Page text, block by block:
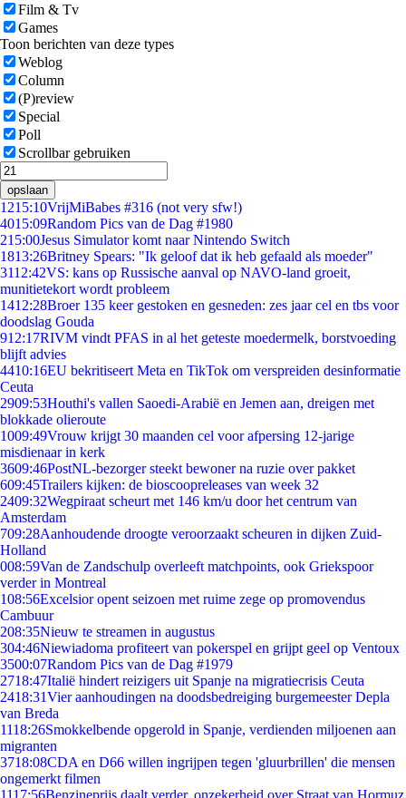
Film & Tv
Games
Toon berichten van deze types
Weblog
Column
(P)review
Special
Poll
Scrollbar gebruiken
opslaan
1215:10VrijMiBabes #316 (not very sfw!)
4015:09Random Pics van de Dag #1980
215:00Jesus Simulator komt naar Nintendo Switch
1813:26Britney Spears: "Ik geloof dat ik heb gefaald als moeder"
3112:42VS: kans op Russische aanval op NAVO-land groeit,
munitietekort wordt probleem
1412:28Broer 135 keer gestoken en gesneden: zes jaar cel en tbs voor
doodslag Gouda
912:17RIVM vindt PFAS in al het geteste moedermelk, borstvoeding
blijft advies
4410:16EU bekritiseert Meta en TikTok om verspreiden desinformatie
Ceuta
2909:53Houthi's vallen Saoedi-Arabië en Jemen aan, dreigen met
blokkade olieroute
1009:49Vrouw krijgt 30 maanden cel voor afpersing 12-jarige
misdienaar in kerk
3609:46PostNL-bezorger steekt bewoner na ruzie over pakket
609:45Trailers kijken: de bioscoopreleases van week 32
2409:32Wegpiraat scheurt met 146 km/u door het centrum van
Amsterdam
709:28Aanhoudende droogte veroorzaakt scheuren in dijken Zuid-
Holland
008:59Van de Zandschulp overleeft matchpoints, ook Griekspoor
verder in Montreal
108:56Excelsior opent seizoen met ruime zege op promovendus
Cambuur
208:35Nieuw te streamen in augustus
304:46Niewiadoma profiteert van pokerspel en grijpt geel op Ventoux
3500:07Random Pics van de Dag #1979
2718:47Italië hindert reizigers uit Spanje na migratiecrisis Ceuta
2418:31Vier aanhoudingen na doodsbedreiging burgemeester Depla
van Breda
1118:26Smokkelbende opgerold in Spanje, verdienden miljoenen aan
migranten
3718:08CDA en D66 willen ingrijpen tegen 'gluurbrillen' die mensen
ongemerkt filmen
1117:56Benzineprijs daalt verder, onzekerheid over Straat van Hormuz